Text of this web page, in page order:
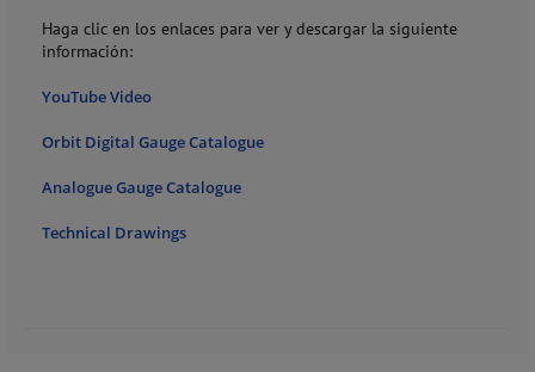
Haga clic en los enlaces para ver y descargar la siguiente
información:
YouTube Video
Orbit Digital Gauge Catalogue
Analogue Gauge Catalogue
Technical Drawings